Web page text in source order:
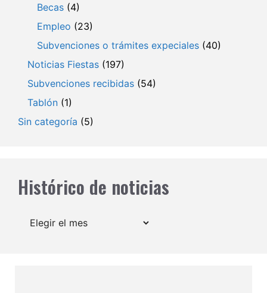
Becas (4)
Empleo (23)
Subvenciones o trámites expeciales (40)
Noticias Fiestas (197)
Subvenciones recibidas (54)
Tablón (1)
Sin categoría (5)
Histórico de noticias
Archivos